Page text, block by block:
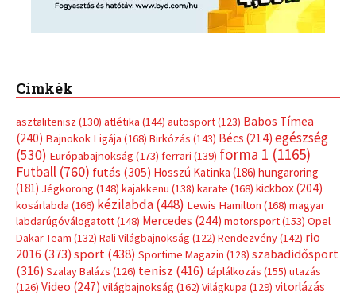
Címkék
asztalitenisz (130) atlétika (144) autosport(123) Babos Tímea
(240) Bajnokok Ligája (168) Birkózás (143) Bécs (214) egészség
(530) Európabajnokság (173) ferrari (139) forma 1 (1165)
Futball (760) futás (305) Hosszú Katinka (186) hungaroring
(181) Jégkorong (148) kajakkenu (138) karate (168) kickbox(204)
kosárlabda (166) kézilabda(448) Lewis Hamilton (168) magyar
labdarúgóválogatott(148) Mercedes (244) motorsport(153) Opel
Dakar Team (132) Rali Világbajnokság (122) Rendezvény(142) rio
2016 (373) sport(438) Sportime Magazin (128) szabadidősport
(316) Szalay Balázs (126) tenisz (416) táplálkozás (155) utazás
(126) Video (247) világbajnokság (162) Világkupa (129) vitorlázás